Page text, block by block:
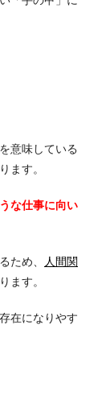
意味している
ます。
な仕事に向い
ため、
人間関
ます。
在になりやす